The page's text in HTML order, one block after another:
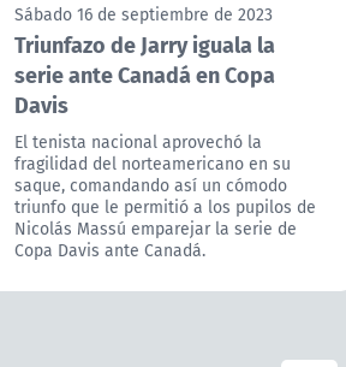
Sábado 16 de septiembre de 2023
Triunfazo de Jarry iguala la
serie ante Canadá en Copa
Davis
El tenista nacional aprovechó la
fragilidad del norteamericano en su
saque, comandando así un cómodo
triunfo que le permitió a los pupilos de
Nicolás Massú emparejar la serie de
Copa Davis ante Canadá.